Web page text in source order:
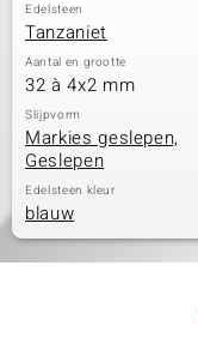
Edelsteen
Tanzaniet
Aantal en grootte
32 à 4x2 mm
Slijpvorm
Markies geslepen,
Geslepen
Edelsteen kleur
blauw